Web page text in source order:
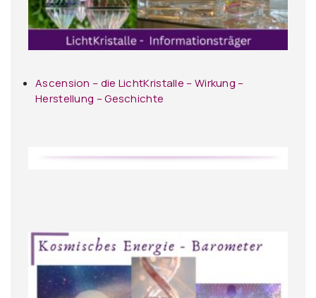
Ascension – die LichtKristalle – Wirkung –
Herstellung – Geschichte